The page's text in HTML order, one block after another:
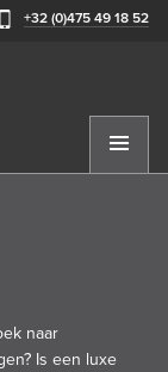
+32 (0)475 49 18 52
naar
Is een luxe